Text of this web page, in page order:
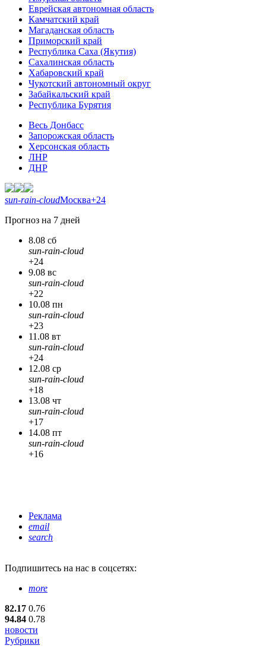
Еврейская автономная область
Камчатский край
Магаданская область
Приморский край
Республика Саха (Якутия)
Сахалинская область
Хабаровский край
Чукотский автономный округ
Забайкальский край
Республика Бурятия
Весь Донбасс
Запорожская область
Херсонская область
ЛНР
ДНР
sun-rain-cloudМосква+24
Прогноз на 7 дней
8.08 сб
sun-rain-cloud
+24
9.08 вс
sun-rain-cloud
+22
10.08 пн
sun-rain-cloud
+23
11.08 вт
sun-rain-cloud
+24
12.08 ср
sun-rain-cloud
+18
13.08 чт
sun-rain-cloud
+17
14.08 пт
sun-rain-cloud
+16
Реклама
email
search
Подпишитесь на нас в соцсетях:
more
82.17 0.76
94.84 0.78
новости
Рубрики